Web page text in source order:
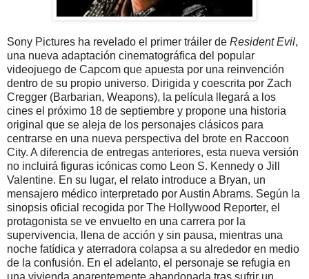
Sony Pictures ha revelado el primer tráiler de Resident Evil,
una nueva adaptación cinematográfica del popular
videojuego de Capcom que apuesta por una reinvención
dentro de su propio universo. Dirigida y coescrita por Zach
Cregger (Barbarian, Weapons), la película llegará a los
cines el próximo 18 de septiembre y propone una historia
original que se aleja de los personajes clásicos para
centrarse en una nueva perspectiva del brote en Raccoon
City. A diferencia de entregas anteriores, esta nueva versión
no incluirá figuras icónicas como Leon S. Kennedy o Jill
Valentine. En su lugar, el relato introduce a Bryan, un
mensajero médico interpretado por Austin Abrams. Según la
sinopsis oficial recogida por The Hollywood Reporter, el
protagonista se ve envuelto en una carrera por la
supervivencia, llena de acción y sin pausa, mientras una
noche fatídica y aterradora colapsa a su alrededor en medio
de la confusión. En el adelanto, el personaje se refugia en
una vivienda aparentemente abandonada tras sufrir un